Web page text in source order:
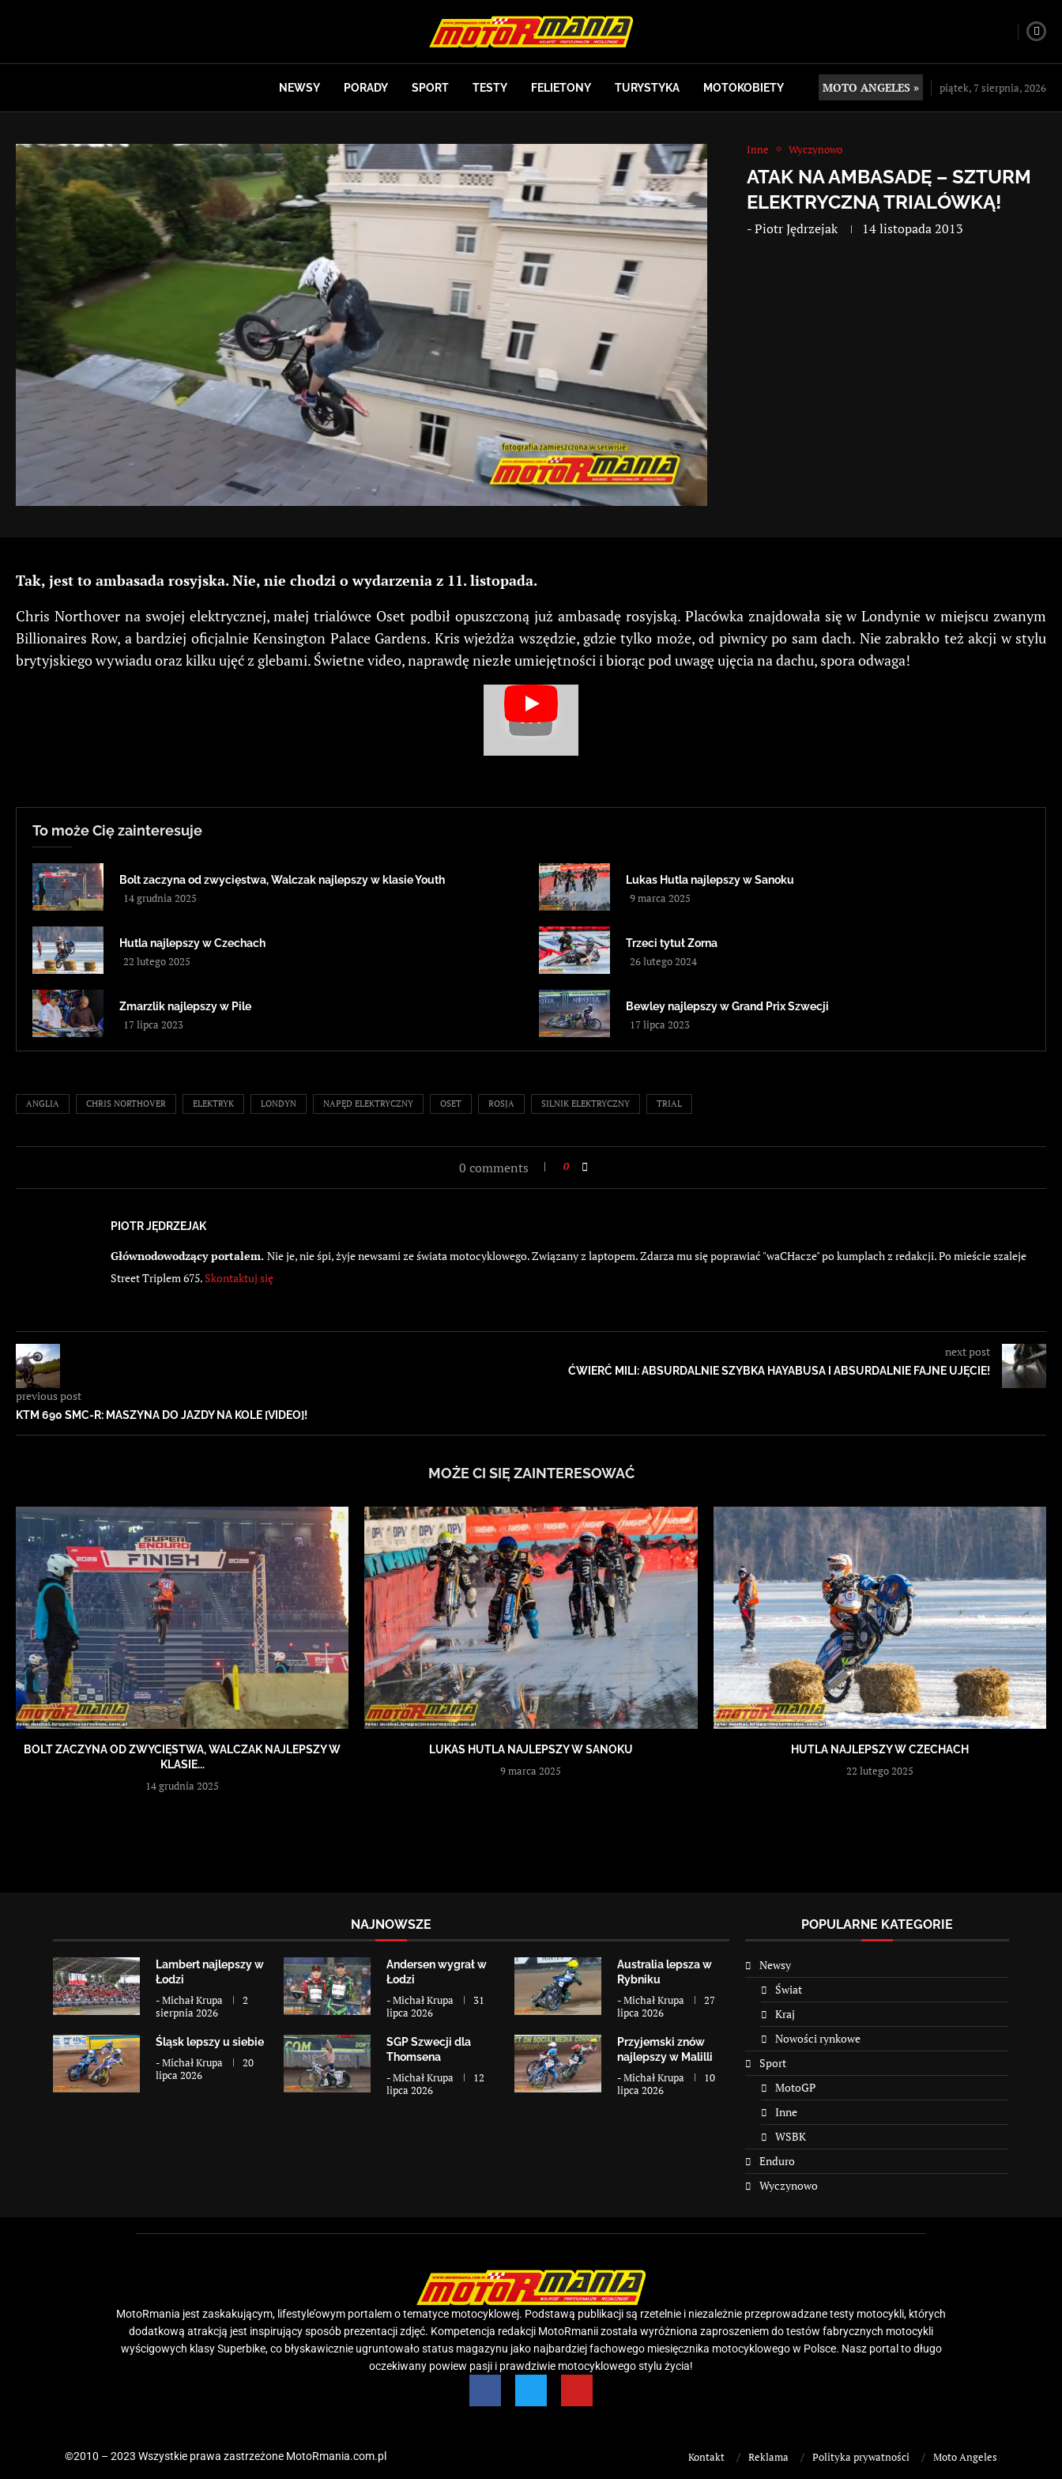
NEWSY PORADY SPORT TESTY FELIETONY TURYSTYKA MOTOKOBIETY MOTO ANGELES » piątek, 7 sierpnia, 2026
Inne Wyczynowo
ATAK NA AMBASADĘ – SZTURM
ELEKTRYCZNĄ TRIALÓWKĄ!
-Piotr Jędrzejak 14 listopada 2013
Tak, jest to ambasada rosyjska. Nie, nie chodzi o wydarzenia z 11. listopada.
Chris Northover na swojej elektrycznej, małej trialówce Oset podbił opuszczoną już ambasadę rosyjską. Placówka znajdowała się w Londynie w miejscu zwanym
Billionaires Row, a bardziej oficjalnie Kensington Palace Gardens. Kris wjeżdża wszędzie, gdzie tylko może, od piwnicy po sam dach. Nie zabrakło też akcji w stylu
brytyjskiego wywiadu oraz kilku ujęć z glebami. Świetne video, naprawdę niezłe umiejętności i biorąc pod uwagę ujęcia na dachu, spora odwaga!
To może Cię zainteresuje
Bolt zaczyna od zwycięstwa, Walczak najlepszy w klasie Youth
14 grudnia 2025
Lukas Hutla najlepszy w Sanoku
9 marca 2025
Hutla najlepszy w Czechach
22 lutego 2025
Trzeci tytuł Zorna
26 lutego 2024
Zmarzlik najlepszy w Pile
17 lipca 2023
Bewley najlepszy w Grand Prix Szwecji
17 lipca 2023
ANGLIA CHRIS NORTHOVER ELEKTRYK LONDYN NAPĘD ELEKTRYCZNY OSET ROSJA SILNIK ELEKTRYCZNY TRIAL
0 comments 0
PIOTR JĘDRZEJAK
Głównodowodzący portalem. Nie je, nie śpi, żyje newsami ze świata motocyklowego. Związany z laptopem. Zdarza mu się poprawiać "waCHacze" po kumplach z redakcji. Po mieście szaleje
Street Triplem 675. Skontaktuj się
previous post
KTM 690 SMC-R: MASZYNA DO JAZDY NA KOLE [VIDEO]!
next post
ĆWIERĆ MILI: ABSURDALNIE SZYBKA HAYABUSA I ABSURDALNIE FAJNE UJĘCIE!
MOŻE CI SIĘ ZAINTERESOWAĆ
BOLT ZACZYNA OD ZWYCIĘSTWA, WALCZAK NAJLEPSZY W
KLASIE...
14 grudnia 2025
LUKAS HUTLA NAJLEPSZY W SANOKU
9 marca 2025
HUTLA NAJLEPSZY W CZECHACH
22 lutego 2025
NAJNOWSZE
Lambert najlepszy w
Łodzi
-Michał Krupa
2
sierpnia 2026
Andersen wygrał w
Łodzi
-Michał Krupa
31
lipca 2026
Australia lepsza w
Rybniku
-Michał Krupa
27
lipca 2026
Śląsk lepszy u siebie
-Michał Krupa
20
lipca 2026
SGP Szwecji dla
Thomsena
-Michał Krupa
12
lipca 2026
Przyjemski znów
najlepszy w Malilli
-Michał Krupa
10
lipca 2026
POPULARNE KATEGORIE
Newsy
Świat
Kraj
Nowości rynkowe
Sport
MotoGP
Inne
WSBK
Enduro
Wyczynowo
MotoRmania jest zaskakującym, lifestyle’owym portalem o tematyce motocyklowej. Podstawą publikacji są rzetelnie i niezależnie przeprowadzane testy motocykli, których
dodatkową atrakcją jest inspirujący sposób prezentacji zdjęć. Kompetencja redakcji MotoRmanii została wyróżniona zaproszeniem do testów fabrycznych motocykli
wyścigowych klasy Superbike, co błyskawicznie ugruntowało status magazynu jako najbardziej fachowego miesięcznika motocyklowego w Polsce. Nasz portal to długo
oczekiwany powiew pasji i prawdziwie motocyklowego stylu życia!
©2010 – 2023 Wszystkie prawa zastrzeżone MotoRmania.com.pl Kontakt Reklama Polityka prywatności Moto Angeles